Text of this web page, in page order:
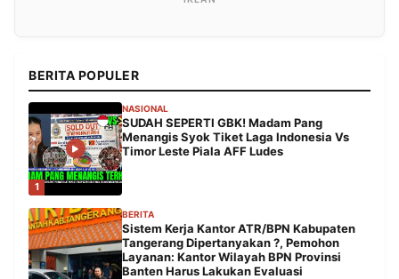
BERITA POPULER
1
NASIONAL
SUDAH SEPERTI GBK! Madam Pang
Menangis Syok Tiket Laga Indonesia Vs
Timor Leste Piala AFF Ludes
BERITA
Sistem Kerja Kantor ATR/BPN Kabupaten
Tangerang Dipertanyakan ?, Pemohon
Layanan: Kantor Wilayah BPN Provinsi
Banten Harus Lakukan Evaluasi